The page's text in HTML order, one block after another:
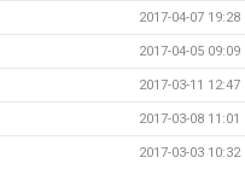
2017-04-07 19:28
2017-04-05 09:09
2017-03-11 12:47
2017-03-08 11:01
2017-03-03 10:32